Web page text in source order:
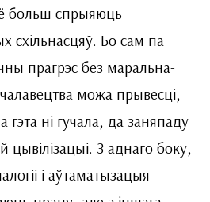
больш спрыяюць
схільнасцяў. Бо сам па
прагрэс без маральна-
можа прывесці,
гэта ні гучала, да заняпаду
цывілізацыі. З аднаго боку,
і аўтаматызацыя